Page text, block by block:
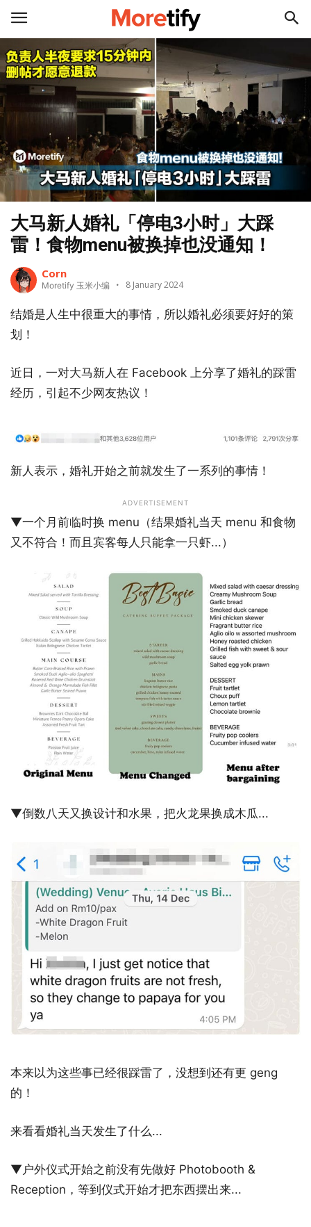
大马新人婚礼「停电3小时」大踩
雷！食物menu被换掉也没通知！
Corn
Moretify 玉米小编 8 January 2024
结婚是人生中很重大的事情，所以婚礼必须要好好的策
划！
近日，一对大马新人在 Facebook 上分享了婚礼的踩雷
经历，引起不少网友热议！
新人表示，婚礼开始之前就发生了一系列的事情！
ADVERTISEMENT
▼一个月前临时换 menu（结果婚礼当天 menu 和食物
又不符合！而且宾客每人只能拿一只虾...）
▼倒数八天又换设计和水果，把火龙果换成木瓜...
本来以为这些事已经很踩雷了，没想到还有更 geng
的！
来看看婚礼当天发生了什么...
▼户外仪式开始之前没有先做好 Photobooth &
Reception，等到仪式开始才把东西摆出来...